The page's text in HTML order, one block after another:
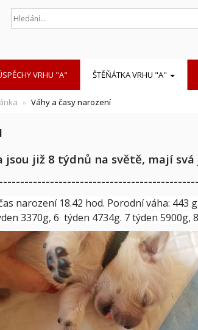
VRHU "A" ŠTĚŇÁTKA VRHU "A"
Váhy a časy narození
jsou již 8 týdnů na světě, mají
narození 18.42 hod. Porodní váha: 443
3370g, 6 týden 4734g. 7 týden 5900g,